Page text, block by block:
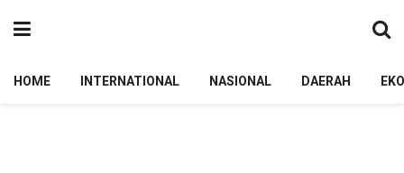
HOME INTERNATIONAL NASIONAL DAERAH